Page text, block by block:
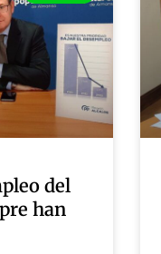
del
han